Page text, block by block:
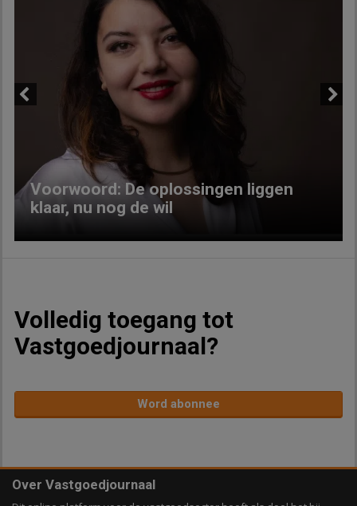
Voorwoord: De oplossingen liggen
klaar, nu nog de wil
Volledig toegang tot
Vastgoedjournaal?
Word abonnee
Over Vastgoedjournaal